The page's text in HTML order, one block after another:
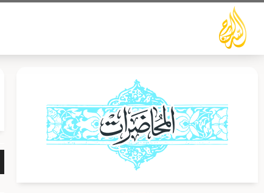
تخطي
المحتوى